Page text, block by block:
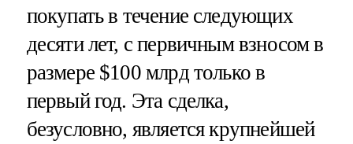
покупать в течение следующих
десяти лет, с первичным взносом в
размере $100 млрд только в
первый год. Эта сделка,
безусловно, является крупнейшей